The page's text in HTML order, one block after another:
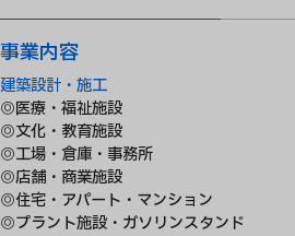
事業内容
建築設計・施工
◎医療・福祉施設
◎文化・教育施設
◎工場・倉庫・事務所
◎店舗・商業施設
◎住宅・アパート・マンション
◎プラント施設・ガソリンスタンド